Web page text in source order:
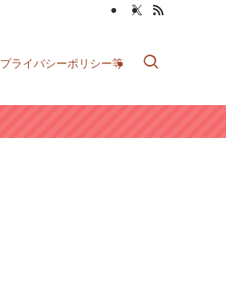
プライバシーポリシー等